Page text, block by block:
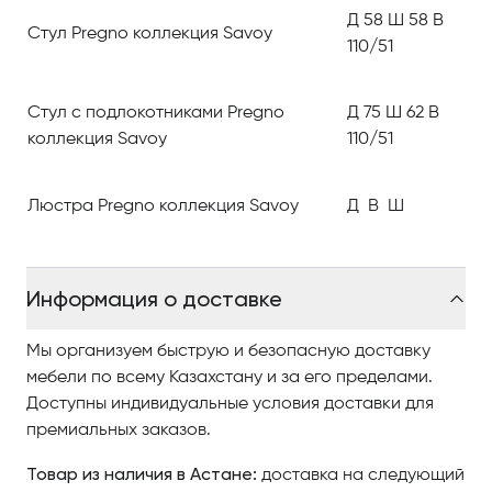
коллекции используются такие ценные и
изысканные материалы, как кап оливкового ясеня,
Вместе с этим выполняемые виды обработки и
инновационные и совершенно индивидуальные
отделки, наделяющие коллекцию актуальным и
Pregno — новый, классический образ жизни.
В дневной части виллы Pregno создала просторную
светлые тона, отбеленный кап и детали из
Стул Pregno коллекция Savoy
Д 58 Ш 58 В
110/51
Стул с подлокотниками Pregno
коллекция Savoy
Д 75 Ш 62 В
110/51
Люстра Pregno коллекция Savoy Д В Ш
Информация о доставке
Мы организуем быструю и безопасную доставку
мебели по всему Казахстану и за его пределами.
Доступны индивидуальные условия доставки для
премиальных заказов.
Товар из наличия в Астане: доставка на следующий